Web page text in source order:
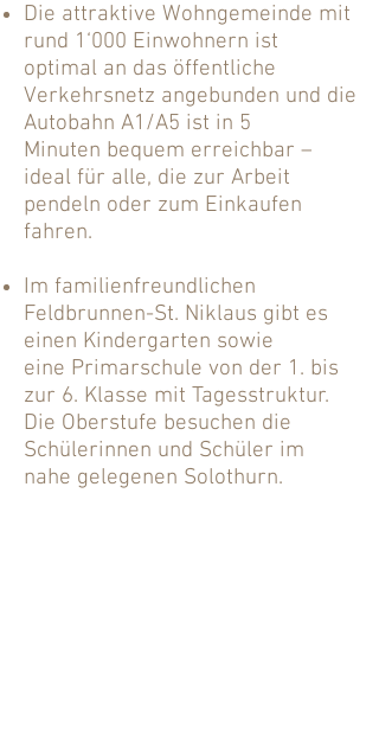
Die attraktive Wohngemeinde mit
rund 1‘000 Einwohnern ist
optimal an das öffentliche
Verkehrsnetz angebunden und die
Autobahn A1/A5 ist in 5
Minuten bequem erreichbar –
ideal für alle, die zur Arbeit
pendeln oder zum Einkaufen
fahren.
Im familienfreundlichen
Feldbrunnen-St. Niklaus gibt es
einen Kindergarten sowie
eine Primarschule von der 1. bis
zur 6. Klasse mit Tagesstruktur.
Die Oberstufe besuchen die
Schülerinnen und Schüler im
nahe gelegenen Solothurn.